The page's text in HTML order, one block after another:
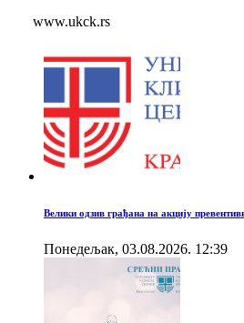
www.ukck.rs
Велики одзив грађана на акцију
Понедељак, 03.08.2026. 12:39